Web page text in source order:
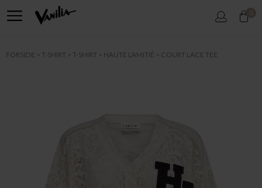
0
FORSIDE T-SHIRT T-SHIRT HAUTE L'AMITIÉ COURT LACE TEE